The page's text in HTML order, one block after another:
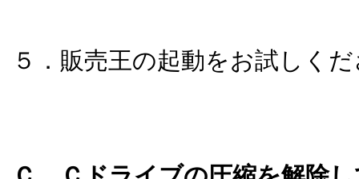
５．販売王の起動をお試しく